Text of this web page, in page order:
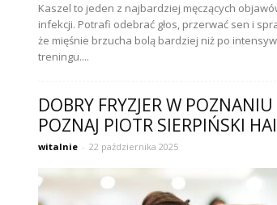
Kaszel to jeden z najbardziej męczących
infekcji. Potrafi odebrać głos, przerwać sen i
że mięśnie brzucha bolą bardziej niż po
treningu....
DOBRY FRYZJER W POZNANIU
POZNAJ PIOTR SIERPIŃSKI
witalnie - 22 października 2025